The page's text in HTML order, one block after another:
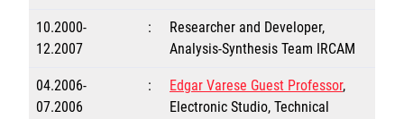
10.2000-
12.2007
:
Researcher and Developer,
Analysis-Synthesis Team IRCAM
04.2006-
07.2006
: Edgar Varese Guest Professor,
Electronic Studio, Technical